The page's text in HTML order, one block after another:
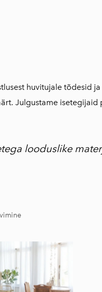
huvitujale tõdesid
Julgustame
looduslike